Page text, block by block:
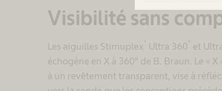
Visibilité sans
Les aiguilles Stimuplex Ultra 360 et
échogène en X à 360° de B. Braun. Le «
à un revêtement transparent, vise à